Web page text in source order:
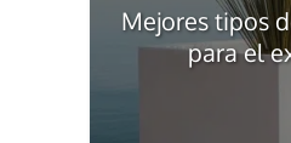
Mejores tipos
para el